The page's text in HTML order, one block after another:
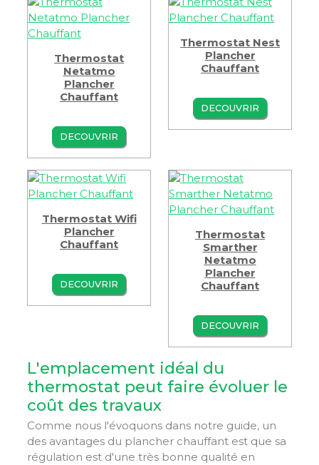
Thermostat
Netatmo
Plancher
Chauffant
DECOUVRIR
Thermostat Nest
Plancher
Chauffant
DECOUVRIR
Thermostat Wifi
Plancher
Chauffant
DECOUVRIR
Thermostat
Smarther
Netatmo
Plancher
Chauffant
DECOUVRIR
L'emplacement idéal du
thermostat peut faire évoluer le
coût des travaux
Comme nous l'évoquons dans notre guide, un
des avantages du plancher chauffant est que sa
régulation est d'une très bonne qualité en